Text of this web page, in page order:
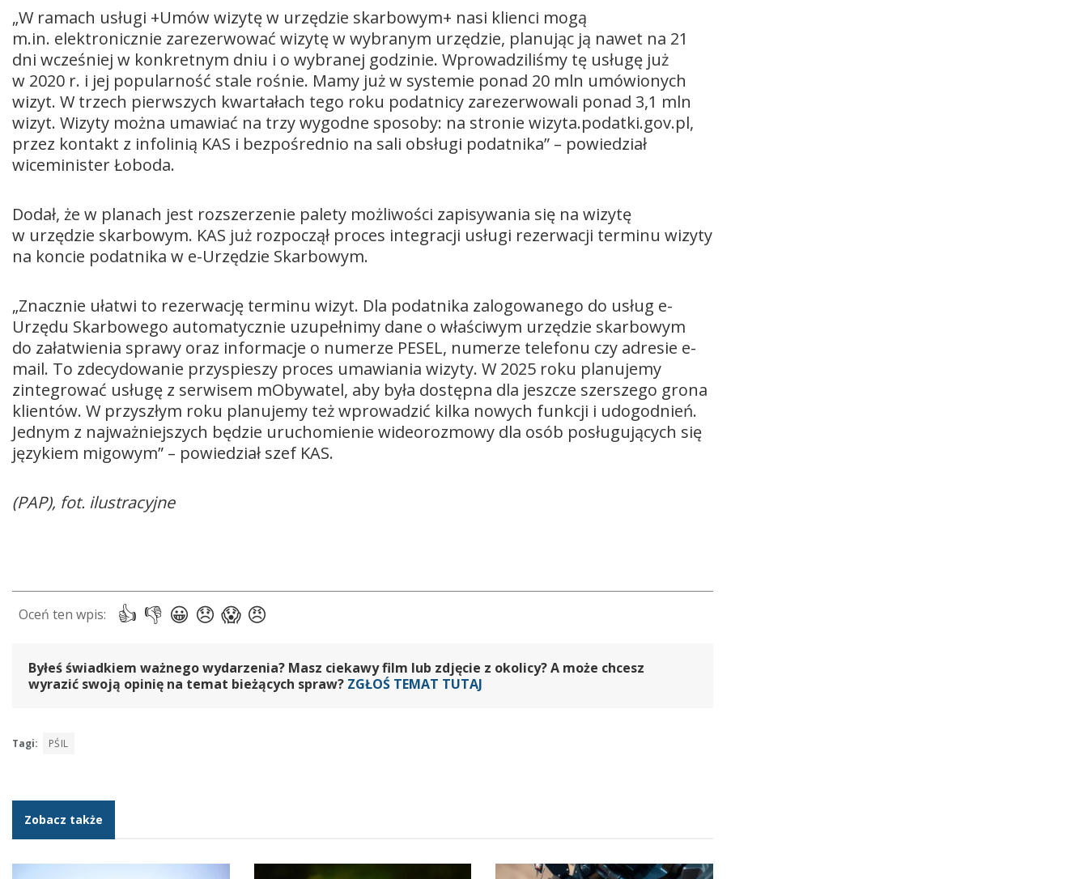
„W ramach usługi +Umów wizytę w urzędzie skarbowym+ nasi klienci mogą
m.in. elektronicznie zarezerwować wizytę w wybranym urzędzie, planując ją nawet na 21
dni wcześniej w konkretnym dniu i o wybranej godzinie. Wprowadziliśmy tę usługę już
w 2020 r. i jej popularność stale rośnie. Mamy już w systemie ponad 20 mln umówionych
wizyt. W trzech pierwszych kwartałach tego roku podatnicy zarezerwowali ponad 3,1 mln
wizyt. Wizyty można umawiać na trzy wygodne sposoby: na stronie wizyta.podatki.gov.pl,
przez kontakt z infolinią KAS i bezpośrednio na sali obsługi podatnika” – powiedział
wiceminister Łoboda.
Dodał, że w planach jest rozszerzenie palety możliwości zapisywania się na wizytę
w urzędzie skarbowym. KAS już rozpoczął proces integracji usługi rezerwacji terminu wizyty
na koncie podatnika w e-Urzędzie Skarbowym.
„Znacznie ułatwi to rezerwację terminu wizyt. Dla podatnika zalogowanego do usług e-
Urzędu Skarbowego automatycznie uzupełnimy dane o właściwym urzędzie skarbowym
do załatwienia sprawy oraz informacje o numerze PESEL, numerze telefonu czy adresie e-
mail. To zdecydowanie przyspieszy proces umawiania wizyty. W 2025 roku planujemy
zintegrować usługę z serwisem mObywatel, aby była dostępna dla jeszcze szerszego grona
klientów. W przyszłym roku planujemy też wprowadzić kilka nowych funkcji i udogodnień.
Jednym z najważniejszych będzie uruchomienie wideorozmowy dla osób posługujących się
językiem migowym” – powiedział szef KAS.
(PAP), fot. ilustracyjne
Byłeś świadkiem ważnego wydarzenia? Masz ciekawy film lub zdjęcie z okolicy? A może chcesz
wyrazić swoją opinię na temat bieżących spraw? ZGŁOŚ TEMAT TUTAJ
Tagi: PŚIL
Zobacz także